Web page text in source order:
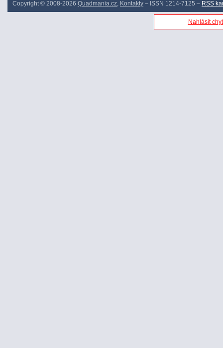
Copyright © 2008-2026 Quadmania.cz, Kontakty – ISSN 1214-7125 – RSS
Nahlásit